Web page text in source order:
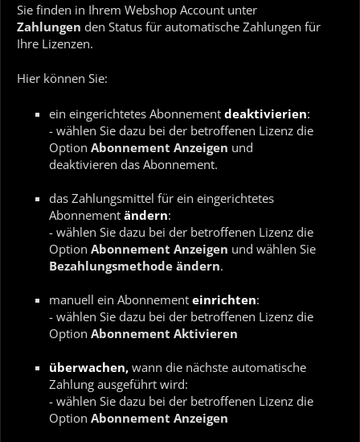
Sie finden in Ihrem Webshop Account unter
Zahlungen den Status für automatische Zahlungen für
Ihre Lizenzen.
Hier können Sie:
ein eingerichtetes Abonnement deaktivierien:
- wählen Sie dazu bei der betroffenen Lizenz die
Option Abonnement Anzeigen und
deaktivieren das Abonnement.
das Zahlungsmittel für ein eingerichtetes
Abonnement ändern:
- wählen Sie dazu bei der betroffenen Lizenz die
Option Abonnement Anzeigen und wählen Sie
Bezahlungsmethode ändern.
manuell ein Abonnement einrichten:
- wählen Sie dazu bei der betroffenen Lizenz die
Option Abonnement Aktivieren
überwachen, wann die nächste automatische
Zahlung ausgeführt wird:
- wählen Sie dazu bei der betroffenen Lizenz die
Option Abonnement Anzeigen